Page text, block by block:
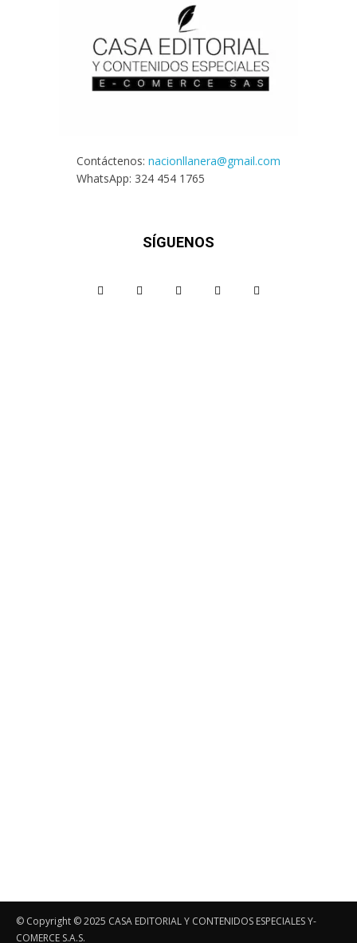
Contáctenos: nacionllanera@gmail.com
WhatsApp: 324 454 1765
SÍGUENOS
© Copyright ©️ 2025 CASA EDITORIAL Y CONTENIDOS ESPECIALES Y-
COMERCE S.A.S.